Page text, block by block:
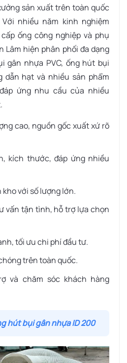
sản xuất trên toàn quốc
Với nhiều năm kinh nghiệm
ống công nghiệp và phụ
Lâm hiện phân phối đa dạng
gân nhựa PVC, ống hút bụi
dẫn hạt và nhiều sản phẩm
ứng nhu cầu của nhiều
cao, nguồn gốc xuất xứ rõ
kích thước, đáp ứng nhiều
kho với số lượng lớn.
vấn tận tình, hỗ trợ lựa chọn
tối ưu chi phí đầu tư.
trên toàn quốc.
và chăm sóc khách hàng
hút bụi gân nhựa ID 200